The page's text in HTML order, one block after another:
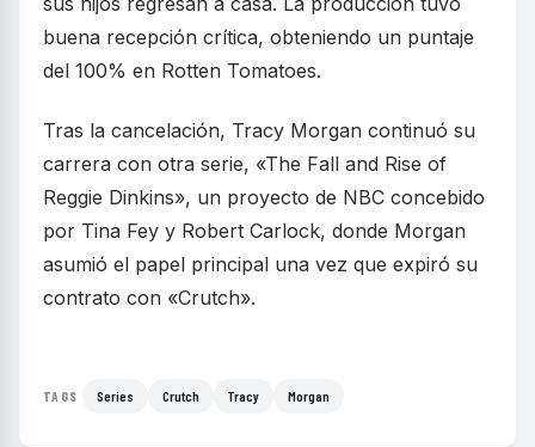
buena recepción crítica, obteniendo un puntaje
del 100% en Rotten Tomatoes.
Tras la cancelación, Tracy Morgan continuó su
carrera con otra serie, «The Fall and Rise of
Reggie Dinkins», un proyecto de NBC concebido
por Tina Fey y Robert Carlock, donde Morgan
asumió el papel principal una vez que expiró su
contrato con «Crutch».
TAGS Series Crutch Tracy Morgan